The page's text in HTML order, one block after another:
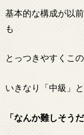
基本的な構成が以
も
とっつきやすくこ
いきなり「中級」
「なんか難しそう